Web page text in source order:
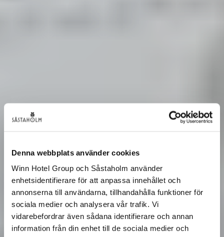
Denna webbplats använder cookies
Winn Hotel Group och Såstaholm använder
enhetsidentifierare för att anpassa innehållet och
annonserna till användarna, tillhandahålla funktioner för
sociala medier och analysera vår trafik. Vi
vidarebefordrar även sådana identifierare och annan
information från din enhet till de sociala medier och